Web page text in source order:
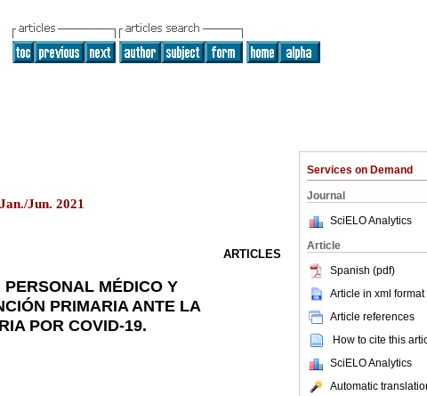
Services on Demand
Journal
SciELO Analytics
Article
Spanish (pdf)
Article in xml format
Article references
How to cite this
SciELO Analytics
Automatic
Jun. 2021
ARTICLES
MÉDICO Y
PRIMARIA ANTE LA
POR COVID-19.